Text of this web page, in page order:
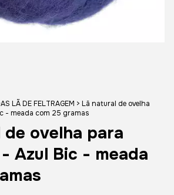
LÃ DE FELTRAGEM > Lã natural de ovelha
- meada com 25 gramas
ovelha para
Azul Bic - meada